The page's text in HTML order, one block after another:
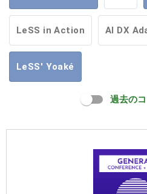
LeSS in Action AI DX
LeSS' Yoaké
過去の